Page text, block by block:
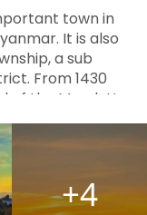
town in
It is also
a sub
From 1430
of the Mrauk U
and powerful
🇲🇲
+4